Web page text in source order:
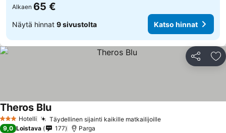
Alkaen 65 €
Näytä hinnat 9 sivustolta Katso hinnat
Jaa
3 Tähtiluokitus
Hotelli Täydellinen sijainti kaikille matkailijoilleKatso hinnat
Theros BluKatso hinnat
9,0 Loistava 177 Parga